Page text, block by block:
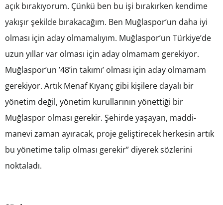
açık bırakıyorum. Çünkü ben bu işi bırakırken kendime
yakışır şekilde bırakacağım. Ben Muğlaspor’un daha iyi
olması için aday olmamalıyım. Muğlaspor’un Türkiye’de
uzun yıllar var olması için aday olmamam gerekiyor.
Muğlaspor’un ’48’in takımı’ olması için aday olmamam
gerekiyor. Artık Menaf Kıyanç gibi kişilere dayalı bir
yönetim değil, yönetim kurullarının yönettiği bir
Muğlaspor olması gerekir. Şehirde yaşayan, maddi-
manevi zaman ayıracak, proje geliştirecek herkesin artık
bu yönetime talip olması gerekir” diyerek sözlerini
noktaladı.